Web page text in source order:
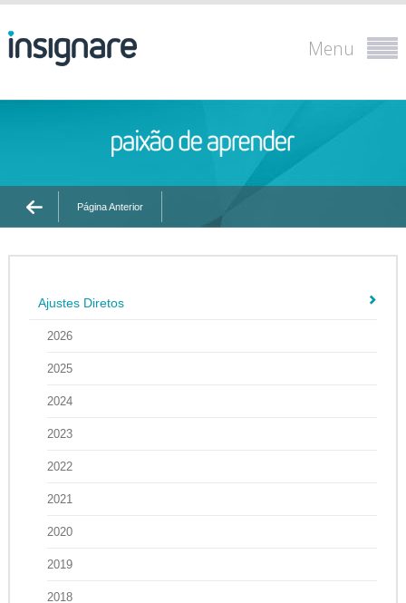
Menu
Página Anterior
Ajustes Diretos
2026
2025
2024
2023
2022
2021
2020
2019
2018